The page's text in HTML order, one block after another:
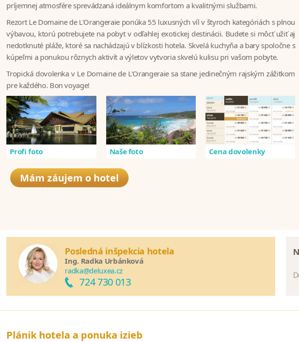
príjemnej atmosfére sprevádzaná ideálnym komfortom a kvalitnými službami.
Rezort Le Domaine de L'Orangeraie ponúka 55 luxusných víl v štyroch kategóriách s plnou
výbavou, ktorú potrebujete na pobyt v odľahlej exotickej destinácii. Budete si môcť užiť aj
nedotknuté pláže, ktoré sa nachádzajú v blízkosti hotela. Skvelá kuchyňa a bary spoločne s
kúpeľmi a ponukou rôznych aktivít a výletov vytvoria skvelú kulisu pri vašom pobyte.
Tropická dovolenka v Le Domaine de L'Orangeraie sa stane jedinečným rajským zážitkom
pre každého. Bon voyage!
Profi foto Naše foto Cena dovolenky
Mám záujem o hotel
Posledná inšpekcia hotela
Ing. Radka Urbánková
radka@deluxea.cz
724 730 013
Plánik hotela a ponuka izieb